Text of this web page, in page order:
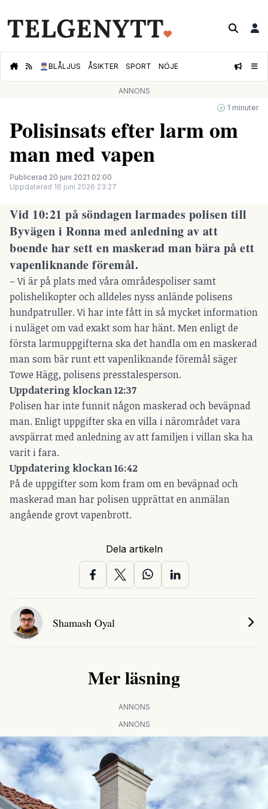
👮🏻‍♂️BLÅLJUS ÅSIKTER SPORT NÖJE
ANNONS
🕝 1 minuter
Polisinsats efter larm om
man med vapen
Publicerad 20 juni 2021 02:00
Uppdaterad 16 juni 2026 23:27
Vid 10:21 på söndagen larmades polisen till
Byvägen i Ronna med anledning av att
boende har sett en maskerad man bära på ett
vapenliknande föremål.
– Vi är på plats med våra områdespoliser samt
polishelikopter och alldeles nyss anlände polisens
hundpatruller. Vi har inte fått in så mycket information
i nuläget om vad exakt som har hänt. Men enligt de
första larmuppgifterna ska det handla om en maskerad
man som bär runt ett vapenliknande föremål säger
Towe Hägg, polisens presstalesperson.
Uppdatering klockan 12:37
Polisen har inte funnit någon maskerad och beväpnad
man. Enligt uppgifter ska en villa i närområdet vara
avspärrat med anledning av att familjen i villan ska ha
varit i fara.
Uppdatering klockan 16:42
På de uppgifter som kom fram om en beväpnad och
maskerad man har polisen upprättat en anmälan
angående grovt vapenbrott.
Dela artikeln
Shamash Oyal
Mer läsning
ANNONS
ANNONS